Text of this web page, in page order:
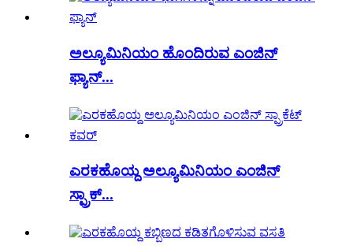
ಅಲ್ಯೂಮಿನಿಯಂ ಹೊಂದಿರುವ ಎಂಜಿನ್
ಫ್ಯಾನ್...
ಎರಕಹೊಯ್ದ ಅಲ್ಯೂಮಿನಿಯಂ ಎಂಜಿನ್
ಸ್ಪ್ರಾಕ್...